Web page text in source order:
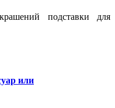
подставки для
или